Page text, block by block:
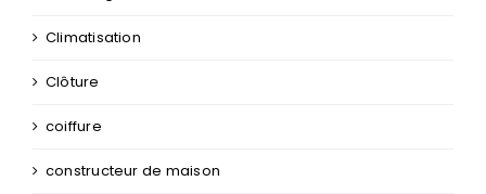
Climatisation
Clôture
coiffure
constructeur de maison